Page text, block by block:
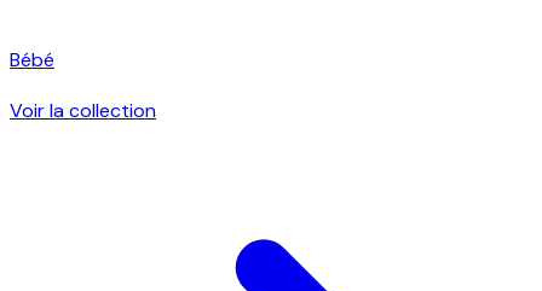
Bébé
Voir la collection